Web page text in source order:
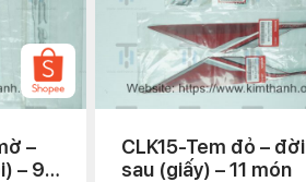
–
– 9
CLK15-Tem đỏ – đời
sau (giấy) – 11 món